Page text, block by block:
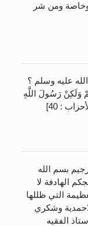
ومن شر
عليه وسلم ؟
وَلَكِنْ رَسُولَ اللَّهِ
: 40]
بسم الله
الهادفة لا
التي ظللها
وشكري
الفقيه